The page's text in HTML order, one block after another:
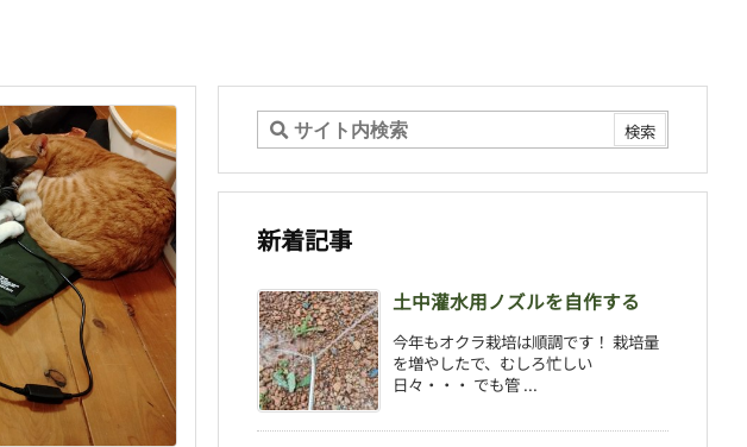
新着記事
土中灌水用ノズルを自作する
今年もオクラ栽培は順調です！ 栽培量
を増やしたで、むしろ忙しい
日々・・・ でも管 ...